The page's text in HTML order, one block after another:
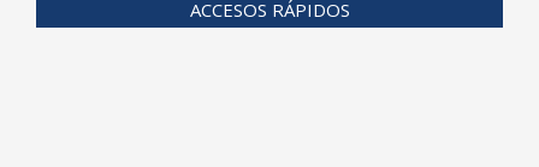
ACCESOS RÁPIDOS